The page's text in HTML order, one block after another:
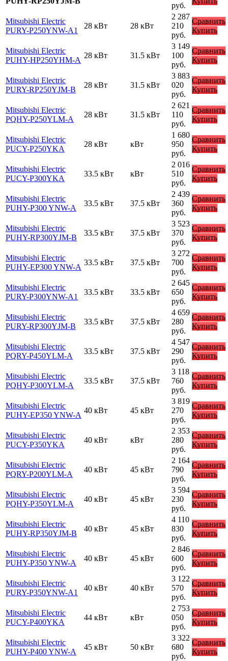
руб.
Mitsubishi Electric
PURY-P250YNW-A1
28 кВт 28 кВт
2 287
210
руб.
Сравнить
Купить
Mitsubishi Electric
PUHY-HP250YHM-A
28 кВт 31.5 кВт
3 149
100
руб.
Сравнить
Купить
Mitsubishi Electric
PURY-RP250YJM-B
28 кВт 31.5 кВт
3 883
020
руб.
Сравнить
Купить
Mitsubishi Electric
PQHY-P250YLM-A
28 кВт 31.5 кВт
2 621
110
руб.
Сравнить
Купить
Mitsubishi Electric
PUCY-P250YKA
28 кВт кВт
1 680
950
руб.
Сравнить
Купить
Mitsubishi Electric
PUCY-P300YKA
33.5 кВт кВт
2 016
510
руб.
Сравнить
Купить
Mitsubishi Electric
PUHY-P300 YNW-A
33.5 кВт 37.5 кВт
2 439
360
руб.
Сравнить
Купить
Mitsubishi Electric
PUHY-RP300YJM-B
33.5 кВт 37.5 кВт
3 523
370
руб.
Сравнить
Купить
Mitsubishi Electric
PUHY-EP300 YNW-A
33.5 кВт 37.5 кВт
3 272
700
руб.
Сравнить
Купить
Mitsubishi Electric
PURY-P300YNW-A1
33.5 кВт 33.5 кВт
2 645
650
руб.
Сравнить
Купить
Mitsubishi Electric
PURY-RP300YJM-B
33.5 кВт 37.5 кВт
4 659
280
руб.
Сравнить
Купить
Mitsubishi Electric
PQRY-P450YLM-A
33.5 кВт 37.5 кВт
4 547
290
руб.
Сравнить
Купить
Mitsubishi Electric
PQHY-P300YLM-A
33.5 кВт 37.5 кВт
3 118
760
руб.
Сравнить
Купить
Mitsubishi Electric
PUHY-EP350 YNW-A
40 кВт 45 кВт
3 819
270
руб.
Сравнить
Купить
Mitsubishi Electric
PUCY-P350YKA
40 кВт кВт
2 353
280
руб.
Сравнить
Купить
Mitsubishi Electric
PQRY-P200YLM-A
40 кВт 45 кВт
2 164
790
руб.
Сравнить
Купить
Mitsubishi Electric
PQHY-P350YLM-A
40 кВт 45 кВт
3 594
230
руб.
Сравнить
Купить
Mitsubishi Electric
PUHY-RP350YJM-B
40 кВт 45 кВт
4 110
830
руб.
Сравнить
Купить
Mitsubishi Electric
PUHY-P350 YNW-A
40 кВт 45 кВт
2 846
600
руб.
Сравнить
Купить
Mitsubishi Electric
PURY-P350YNW-A1
40 кВт 40 кВт
3 122
570
руб.
Сравнить
Купить
Mitsubishi Electric
PUCY-P400YKA
44 кВт кВт
2 753
050
руб.
Сравнить
Купить
Mitsubishi Electric
PUHY-P400 YNW-A
45 кВт 50 кВт
3 322
680
руб.
Сравнить
Купить